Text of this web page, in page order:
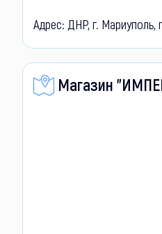
Адрес: ДНР, г. Мариуполь,
Магазин